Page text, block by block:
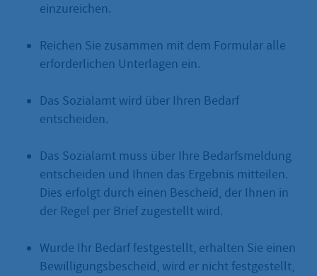
einzureichen.
Reichen Sie zusammen mit dem Formular alle
erforderlichen Unterlagen ein.
Das Sozialamt wird über Ihren Bedarf
entscheiden.
Das Sozialamt muss über Ihre Bedarfsmeldung
entscheiden und Ihnen das Ergebnis mitteilen.
Dies erfolgt durch einen Bescheid, der Ihnen in
der Regel per Brief zugestellt wird.
Wurde Ihr Bedarf festgestellt, erhalten Sie einen
Bewilligungsbescheid, wird er nicht festgestellt,